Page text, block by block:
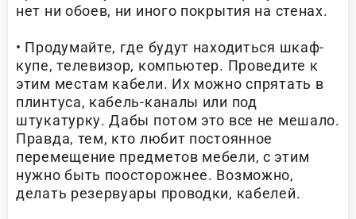
нет ни обоев, ни иного покрытия на стенах.
• Продумайте, где будут находиться шкаф-
купе, телевизор, компьютер. Проведите к
этим местам кабели. Их можно спрятать в
плинтуса, кабель-каналы или под
штукатурку. Дабы потом это все не мешало.
Правда, тем, кто любит постоянное
перемещение предметов мебели, с этим
нужно быть поосторожнее. Возможно,
делать резервуары проводки, кабелей.